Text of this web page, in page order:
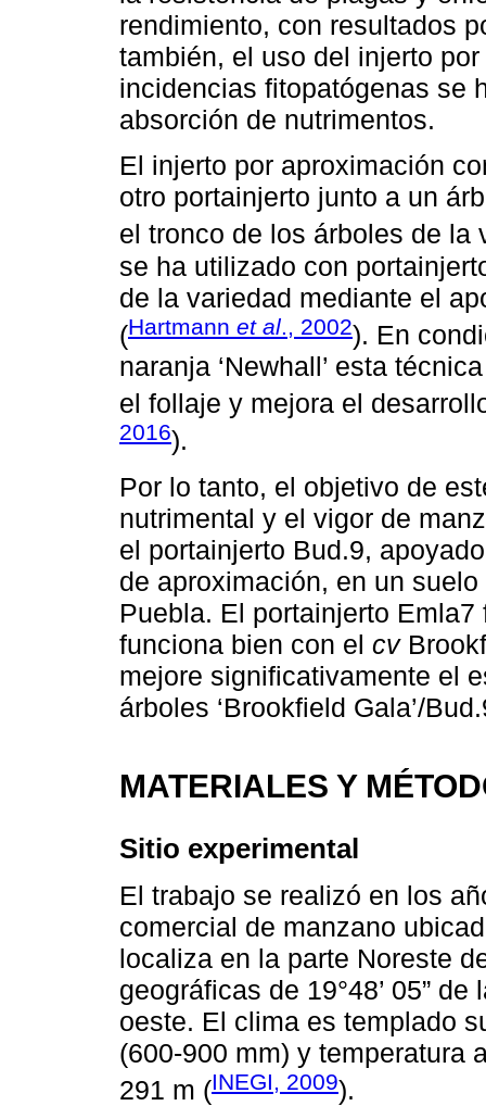
rendimiento, con resultados
también, el uso del injerto
incidencias fitopatógenas se
absorción de nutrimentos.
El injerto por aproximación
otro portainjerto junto a un
el tronco de los árboles de la
se ha utilizado con
de la variedad mediante el
(Hartmann et al ., 2002). En
naranja ‘Newhall’ esta
el follaje y mejora el
2016).
Por lo tanto, el objetivo de
nutrimental y el vigor de
el portainjerto Bud.9,
de aproximación, en un
Puebla. El portainjerto
funciona bien con el cv
mejore significativamente el
árboles ‘Brookfield Gala’/
MATERIALES Y
Sitio experimental
El trabajo se realizó en los
comercial de manzano
localiza en la parte Noreste
geográficas de 19°48’ 05” de
oeste. El clima es templado
(600-900 mm) y temperatura
291 m (INEGI, 2009).